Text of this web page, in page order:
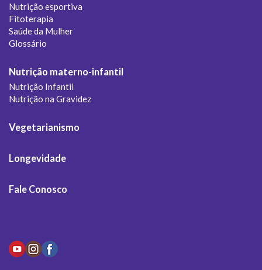
Nutrição esportiva
Fitoterapia
Saúde da Mulher
Glossário
Nutrição materno-infantil
Nutrição Infantil
Nutrição na Gravidez
Vegetarianismo
Longevidade
Fale Conosco